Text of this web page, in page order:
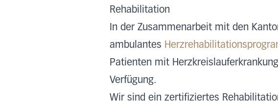
Rehabilitation
In der Zusammenarbeit mit den
ambulantes
Patienten mit
Verfügung.
Wir sind ein zertifiziertes